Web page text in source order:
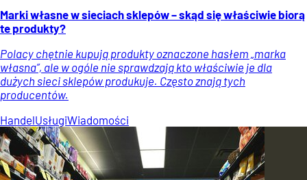
Marki własne w sieciach sklepów – skąd się właściwie biorą
te produkty?
Polacy chętnie kupują produkty oznaczone hasłem „marka
własna”, ale w ogóle nie sprawdzają kto właściwie je dla
dużych sieci sklepów produkuje. Często znają tych
producentów.
HandelUsługiWiadomości